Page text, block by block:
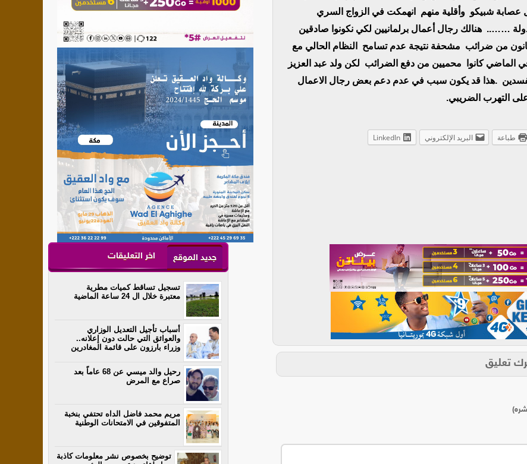
عصابة شبيكو وأقلية منهم انهمكت في الزواج السري
هنالك رجال أعمال برلمانيين لكي نكونوا صادقين
من ضرائب مشحفة نتيجة عدم تسامح النظام الحالي مع
كانوا محميين من دفع الضرائب لكن ولد عبد العزيز
.هذا قد يكون سبب في عدم دعم بعض رجال الاعمال
التهرب الضريبي.
طباعة البريد الإلكتروني LinkedIn
تعليق
جديد الموقع اخر التعليقات
تسجيل تساقط كميات مطرية
معتبرة خلال ال 24 ساعة الماضية
أسباب تأجيل التعديل الوزاري
والعوائق التي حالت دون إعلانه..
وزراء بارزون على قائمة المغادرين
رحيل والد ميسي عن 68 عاماً بعد
صراع مع المرض
مريم محمد فاضل الداه تحتفي بنخبة
المتفوقين في الامتحانات الوطنية
توضيح بخصوص نشر معلومات كاذبة